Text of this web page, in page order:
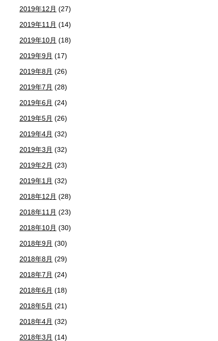
2019年12月 (27)
2019年11月 (14)
2019年10月 (18)
2019年9月 (17)
2019年8月 (26)
2019年7月 (28)
2019年6月 (24)
2019年5月 (26)
2019年4月 (32)
2019年3月 (32)
2019年2月 (23)
2019年1月 (32)
2018年12月 (28)
2018年11月 (23)
2018年10月 (30)
2018年9月 (30)
2018年8月 (29)
2018年7月 (24)
2018年6月 (18)
2018年5月 (21)
2018年4月 (32)
2018年3月 (14)